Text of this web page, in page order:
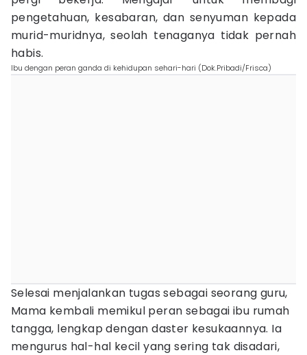
pengetahuan, kesabaran, dan senyuman kepada
murid-muridnya, seolah tenaganya tidak pernah
habis.
Ibu dengan peran ganda di kehidupan sehari-hari (Dok.Pribadi/Frisca)
Selesai menjalankan tugas sebagai seorang guru,
Mama kembali memikul peran sebagai ibu rumah
tangga, lengkap dengan daster kesukaannya. Ia
mengurus hal-hal kecil yang sering tak disadari,